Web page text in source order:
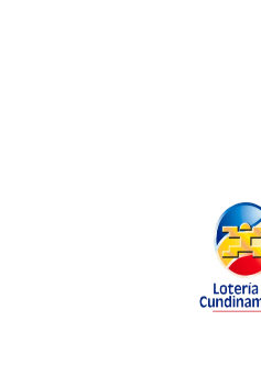
Lotería de Bogotá
Lotería de Risaralda